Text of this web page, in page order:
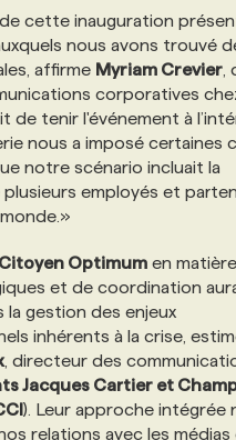
CHOISIR NOS
DE SUBVENTIONS
AVEC NOUS
AVEC NOUS
cette inauguration
nous avons trouvé
affirme Myriam Crevier
corporatives
de tenir l'événement à
nous a imposé certaines
notre scénario incluait la
employés et
Citoyen Optimum en
et de coordination
la gestion des enjeux
inhérents à la crise,
, directeur des
Jacques Cartier et
). Leur approche intégrée
relations avec les médias